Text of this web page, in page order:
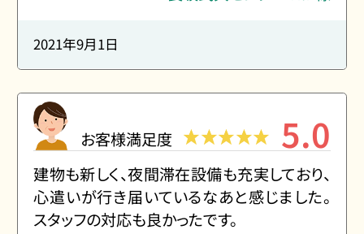
2021年9月1日
お客様満足度 5.0
建物も新しく、夜間滞在設備も充実しており、
心遣いが行き届いているなあと感じました。
スタッフの対応も良かったです。